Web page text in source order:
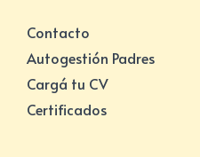
Contacto
Autogestión Padres
Cargá tu CV
Certificados